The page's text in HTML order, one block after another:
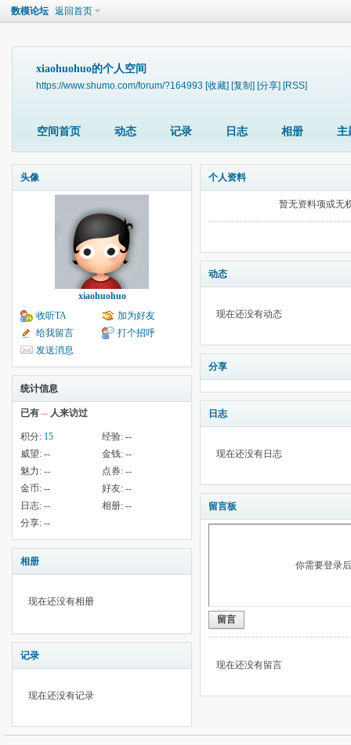
数模论坛 返回首页
xiaohuohuo的个人空间
https://www.shumo.com/forum/?164993 [收藏] [复制] [分享] [RSS]
空间首页 动态 记录 日志 相册 主
头像
xiaohuohuo
收听TA
加为好友
给我留言
打个招呼
发送消息
统计信息
已有 -- 人来访过
积分: 15 经验: --
威望: -- 金钱: --
魅力: -- 点券: --
金币: -- 好友: --
日志: -- 相册: --
分享: --
相册
现在还没有相册
记录
现在还没有记录
个人资料
暂无资料项或无
动态
现在还没有动态
分享
日志
现在还没有日志
留言板
你需要登录
留言
现在还没有留言